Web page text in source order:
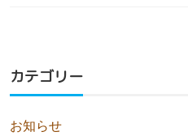
カテゴリー
お知らせ